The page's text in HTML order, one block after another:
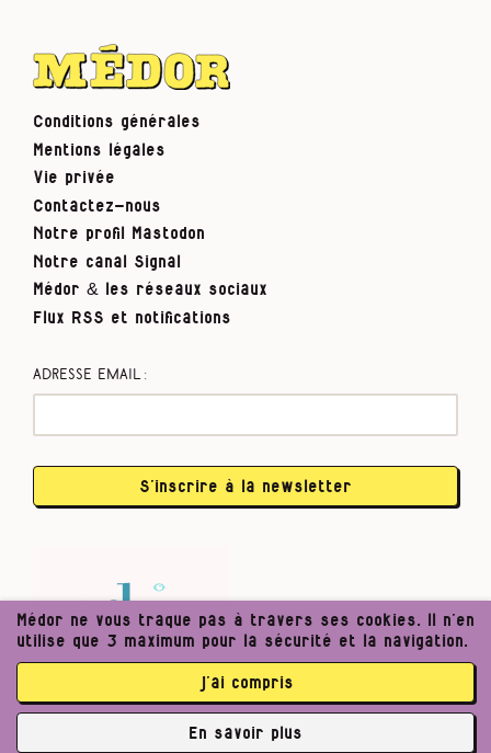
Conditions générales
Mentions légales
Vie privée
Contactez-nous
Notre profil Mastodon
Notre canal Signal
Médor & les réseaux sociaux
Flux RSS et notifications
Adresse email :
S’inscrire à la newsletter
Médor ne vous traque pas à travers ses cookies. Il n’en
utilise que 3 maximum pour la sécurité et la navigation.
j’ai compris
En savoir plus